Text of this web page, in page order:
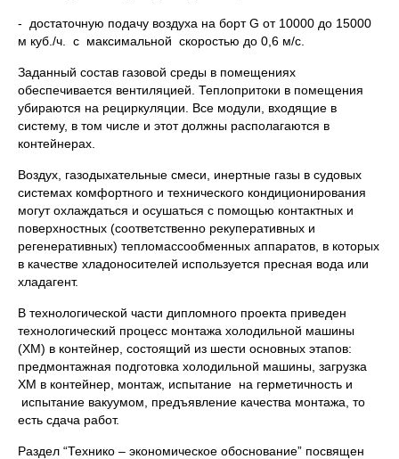
- достаточную подачу воздуха на борт G от 10000 до 15000
м куб./ч. с максимальной скоростью до 0,6 м/с.
Заданный состав газовой среды в помещениях
обеспечивается вентиляцией. Теплопритоки в помещения
убираются на рециркуляции. Все модули, входящие в
систему, в том числе и этот должны располагаются в
контейнерах.
Воздух, газодыхательные смеси, инертные газы в судовых
системах комфортного и технического кондиционирования
могут охлаждаться и осушаться с помощью контактных и
поверхностных (соответственно рекуперативных и
регенеративных) тепломассообменных аппаратов, в которых
в качестве хладоносителей используется пресная вода или
хладагент.
В технологической части дипломного проекта приведен
технологический процесс монтажа холодильной машины
(ХМ) в контейнер, состоящий из шести основных этапов:
предмонтажная подготовка холодильной машины, загрузка
ХМ в контейнер, монтаж, испытание на герметичность и
испытание вакуумом, предъявление качества монтажа, то
есть сдача работ.
Раздел “Технико – экономическое обоснование” посвящен